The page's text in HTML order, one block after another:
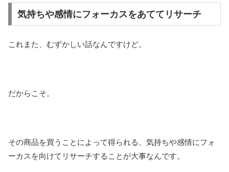
気持ちや感情にフォーカスをあててリサーチ
これまた、むずかしい話なんですけど。
だからこそ。
その商品を買うことによって得られる、気持ちや感情にフォ
ーカスを向けてリサーチすることが大事なんです。